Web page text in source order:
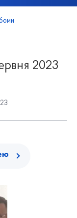
2023